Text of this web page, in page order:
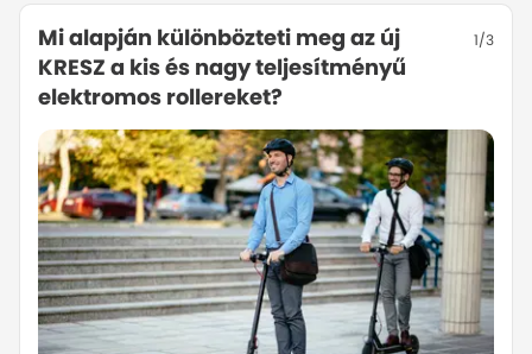
1/3
Mi alapján különbözteti meg az új
KRESZ a kis és nagy teljesítményű
elektromos rollereket?
Hány éves
teljesítményű
Az új szabályozás a teljesítmény, a
tömeg és a végsebesség alapján
különbözteti meg a rollereket.